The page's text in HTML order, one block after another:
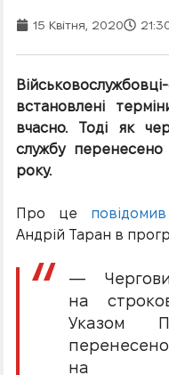
15 Квітня, 2020
встановлені
вчасно. Тоді як
службу
року.
Про це
Андрій Таран в
—
на
Указом
на